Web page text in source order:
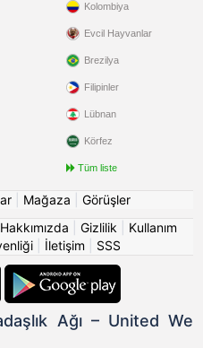
Kolombiya
Evcil Hayvanlar
Brezilya
Filipinler
Lübnan
Körfez
Tüm liste
Mağaza
Görüşler
Hakkımızda Gizlilik
Kullanım
| İletişim SSS
Ağı – United We